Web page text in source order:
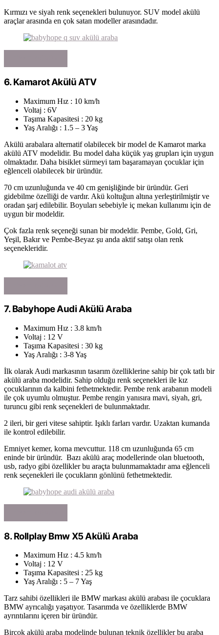
Kırmızı ve siyah renk seçenekleri bulunuyor. SUV model akülü
araçlar arasında en çok satan modeller arasındadır.
6. Kamarot Akülü ATV
Maximum Hız : 10 km/h
Voltaj : 6V
Taşıma Kapasitesi : 20 kg
Yaş Aralığı : 1.5 – 3 Yaş
Akülü arabalara alternatif olabilecek bir model de Kamarot marka
akülü ATV modelidir. Bu model daha küçük yaş grupları için uygun
olmaktadır. Daha bisiklet sürmeyi tam başaramayan çocuklar için
eğlenceli olabilecek bir üründür.
70 cm uzunluğunda ve 40 cm genişliğinde bir üründür. Geri
gidebilme özelliği de vardır. Akü koltuğun altına yerleştirilmiştir ve
oradan şarj edilebilir. Boyuları sebebiyle iç mekan kullanımı için de
uygun bir modeldir.
Çok fazla renk seçeneği sunan bir modeldir. Pembe, Gold, Gri,
Yeşil, Bakır ve Pembe-Beyaz şu anda aktif satışı olan renk
seçenekleridir.
7. Babyhope Audi Akülü Araba
Maximum Hız : 3.8 km/h
Voltaj : 12 V
Taşıma Kapasitesi : 30 kg
Yaş Aralığı : 3-8 Yaş
İlk olarak Audi markasının tasarım özelliklerine sahip bir çok tatlı bir
akülü araba modelidir. Sahip olduğu renk seçenekleri ile kız
çocuklarının da kalbini fethetmektedir. Pembe renk arabanın modeli
ile çok uyumlu olmuştur. Pembe rengin yanısıra mavi, siyah, gri,
turuncu gibi renk seçenekleri de bulunmaktadır.
2 ileri, bir geri vitese sahiptir. Işıklı farları vardır. Uzaktan kumanda
ile kontrol edilebilir.
Emniyet kemer, korna mevcuttur. 118 cm uzunluğunda 65 cm
eninde bir üründür. Bazı akülü araç modellerinde olan bluetooth,
usb, radyo gibi özellikler bu araçta bulunmamaktadır ama eğlenceli
renk seçenekleri ile çocukların gönlünü fethetmektedir.
8.Rollplay Bmw X5 Akülü Araba
Maximum Hız : 4.5 km/h
Voltaj : 12 V
Taşıma Kapasitesi : 25 kg
Yaş Aralığı : 5 – 7 Yaş
Tarz sahibi özellikleri ile BMW markası akülü arabası ile çocuklara
BMW ayrıcalığı yaşatıyor. Tasarımda ve özelliklerde BMW
ayrıntılarını içeren bir üründür.
Birçok akülü araba modelinde bulunan teknik özellikler bu araba